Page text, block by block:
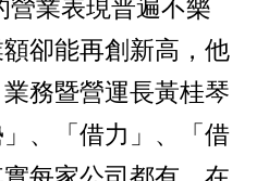
營業表現普遍不樂
卻能再創新高，他
務暨營運長黃桂琴
、「借力」、「借